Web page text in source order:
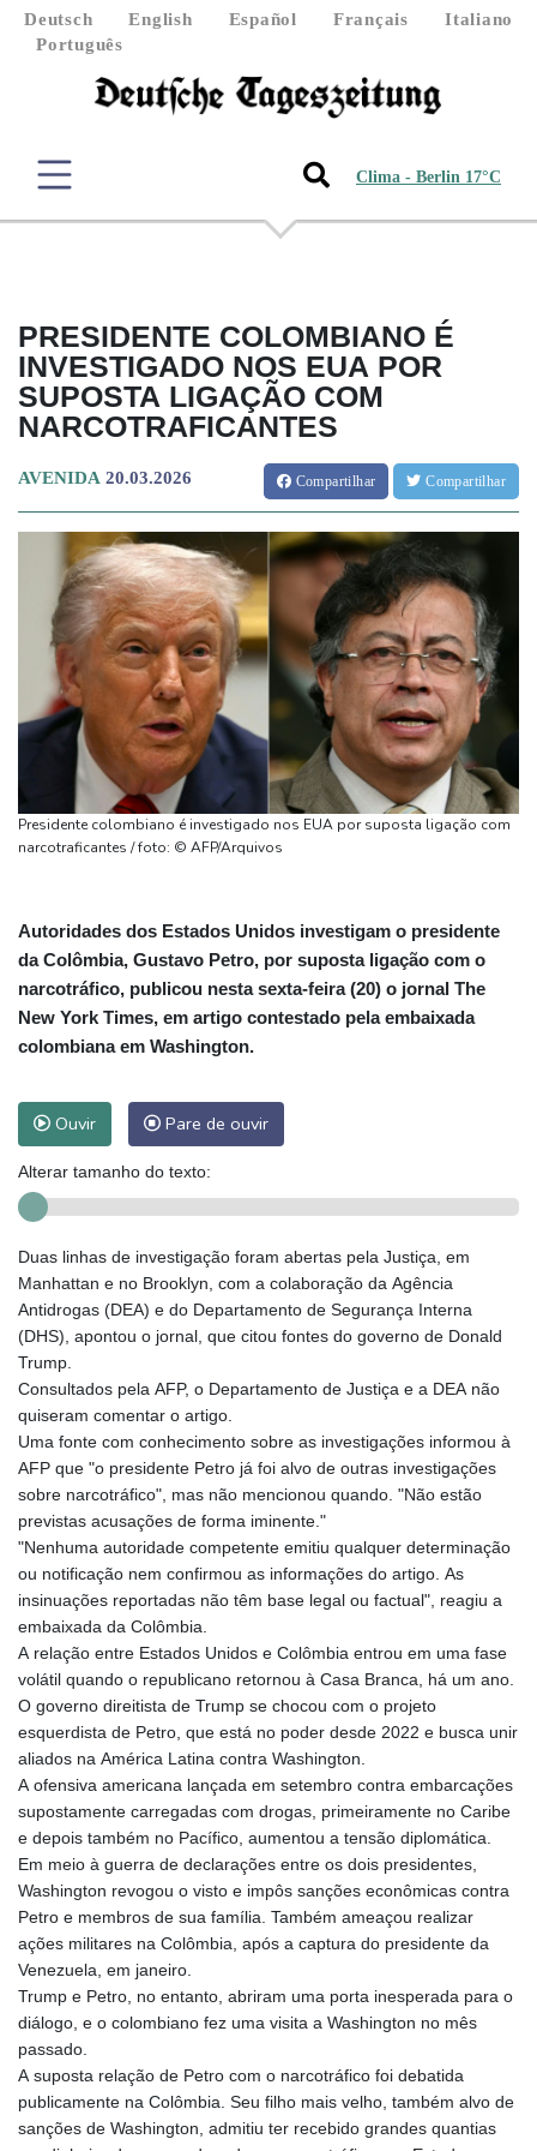
Deutsch English Español Français
Italiano
Português
Clima - Berlin 17°C
PRESIDENTE COLOMBIANO É
INVESTIGADO NOS EUA POR
SUPOSTA LIGAÇÃO COM
NARCOTRAFICANTES
AVENIDA 20.03.2026 Compartilhar Compartilhar
Presidente colombiano é investigado nos EUA por suposta ligação com
narcotraficantes / foto: © AFP/Arquivos
Autoridades dos Estados Unidos investigam o presidente
da Colômbia, Gustavo Petro, por suposta ligação com o
narcotráfico, publicou nesta sexta-feira (20) o jornal The
New York Times, em artigo contestado pela embaixada
colombiana em Washington.
Ouvir Pare de ouvir
Alterar tamanho do texto:
Duas linhas de investigação foram abertas pela Justiça, em
Manhattan e no Brooklyn, com a colaboração da Agência
Antidrogas (DEA) e do Departamento de Segurança Interna
(DHS), apontou o jornal, que citou fontes do governo de Donald
Trump.
Consultados pela AFP, o Departamento de Justiça e a DEA não
quiseram comentar o artigo.
Uma fonte com conhecimento sobre as investigações informou à
AFP que "o presidente Petro já foi alvo de outras investigações
sobre narcotráfico", mas não mencionou quando. "Não estão
previstas acusações de forma iminente."
"Nenhuma autoridade competente emitiu qualquer determinação
ou notificação nem confirmou as informações do artigo. As
insinuações reportadas não têm base legal ou factual", reagiu a
embaixada da Colômbia.
A relação entre Estados Unidos e Colômbia entrou em uma fase
volátil quando o republicano retornou à Casa Branca, há um ano.
O governo direitista de Trump se chocou com o projeto
esquerdista de Petro, que está no poder desde 2022 e busca unir
aliados na América Latina contra Washington.
A ofensiva americana lançada em setembro contra embarcações
supostamente carregadas com drogas, primeiramente no Caribe
e depois também no Pacífico, aumentou a tensão diplomática.
Em meio à guerra de declarações entre os dois presidentes,
Washington revogou o visto e impôs sanções econômicas contra
Petro e membros de sua família. Também ameaçou realizar
ações militares na Colômbia, após a captura do presidente da
Venezuela, em janeiro.
Trump e Petro, no entanto, abriram uma porta inesperada para o
diálogo, e o colombiano fez uma visita a Washington no mês
passado.
A suposta relação de Petro com o narcotráfico foi debatida
publicamente na Colômbia. Seu filho mais velho, também alvo de
sanções de Washington, admitiu ter recebido grandes quantias